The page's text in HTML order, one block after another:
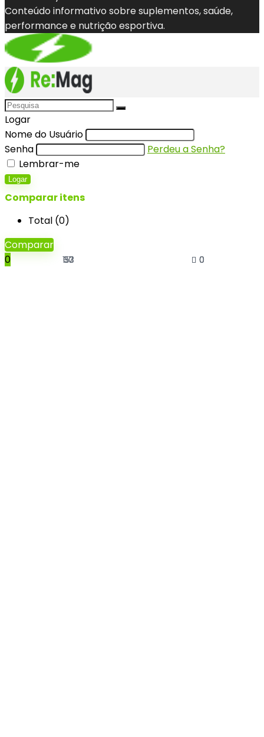
60 0
37 0
153 0
Conteúdo informativo sobre suplementos, saúde,
performance e nutrição esportiva.
Logar
Nome do Usuário
Senha
Perdeu a Senha?
Lembrar-me
Logar
Comparar itens
Total (0)
Comparar
0